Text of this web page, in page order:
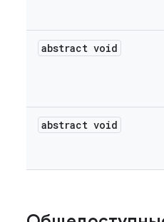
abstract void
abstract void